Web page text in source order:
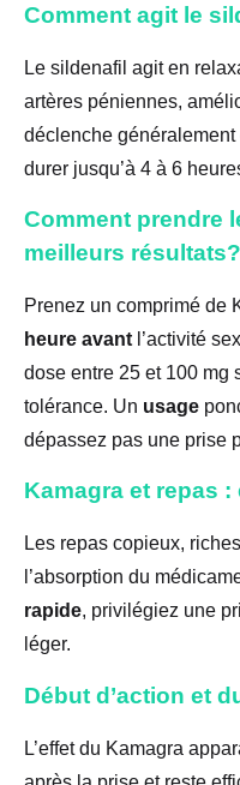
Comment agit le
Le sildenafil agit en
artères péniennes,
déclenche généralement
durer jusqu’à 4 à 6
Comment prendre
meilleurs résultats?
Prenez un comprimé de
heure avant l’activité
dose entre 25 et 100 mg
tolérance. Un usage
dépassez pas une prise
Kamagra et repas
Les repas copieux,
l’absorption du
rapide, privilégiez une
léger.
Début d’action et
L’effet du Kamagra